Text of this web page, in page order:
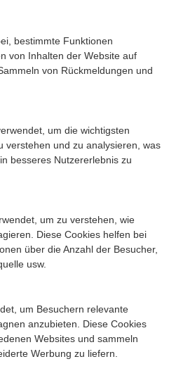
bestimmte Funktionen
von Inhalten der Website auf
von Rückmeldungen und
um die wichtigsten
verstehen und zu analysieren, was
besseres Nutzererlebnis zu
um zu verstehen, wie
Diese Cookies helfen bei
über die Anzahl der Besucher,
usw.
um Besuchern relevante
anzubieten. Diese Cookies
Websites und sammeln
Werbung zu liefern.